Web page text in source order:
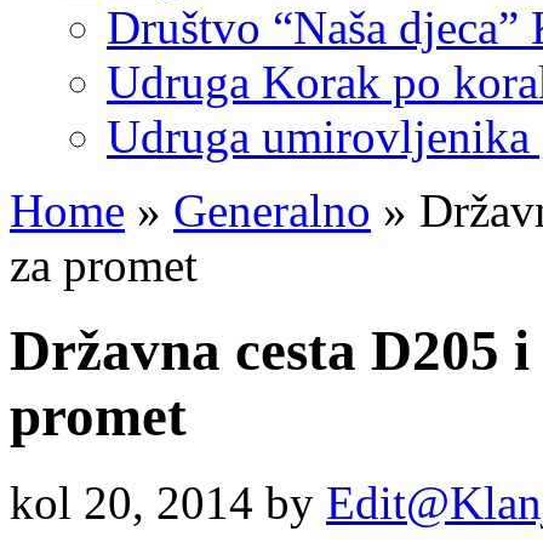
Društvo “Naša djeca”
Udruga Korak po
Udruga umirovljenika
Home » Generalno »
za promet
Državna cesta D205
promet
kol 20, 2014 by